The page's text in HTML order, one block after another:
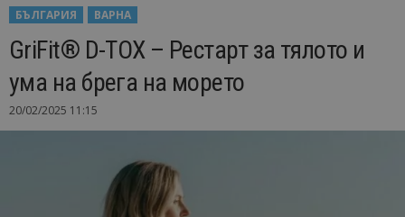
БЪЛГАРИЯ
ВАРНА
GriFit® D-TOX – Рестарт за тялото и
ума на брега на морето
20/02/2025 11:15